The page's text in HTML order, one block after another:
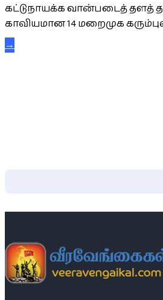
கட்டுநாயக்க வான்படைத் தளத்
காவியமான 14 மறைமுக
→